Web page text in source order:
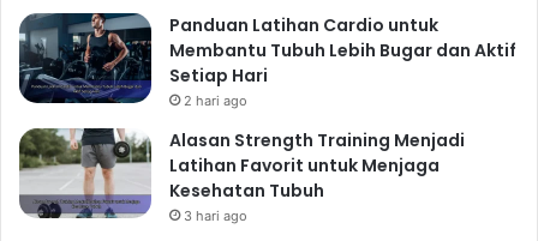
Panduan Latihan Cardio untuk
Membantu Tubuh Lebih Bugar dan Aktif
Setiap Hari
2 hari ago
Alasan Strength Training Menjadi
Latihan Favorit untuk Menjaga
Kesehatan Tubuh
3 hari ago